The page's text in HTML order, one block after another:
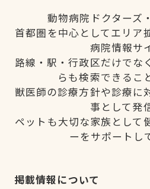
動物病院ドクターズ
首都圏を中心としてエリア
病院情報サ
路線・駅・行政区だけでな
らも検索できるこ
獣医師の診療方針や診療に
事として発
ペットも大切な家族として
ーをサポートし
掲載情報について